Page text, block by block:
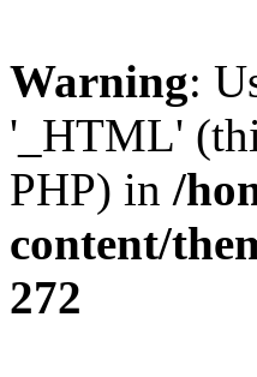
Warning:
'_HTML'
PHP) in /
content/
272